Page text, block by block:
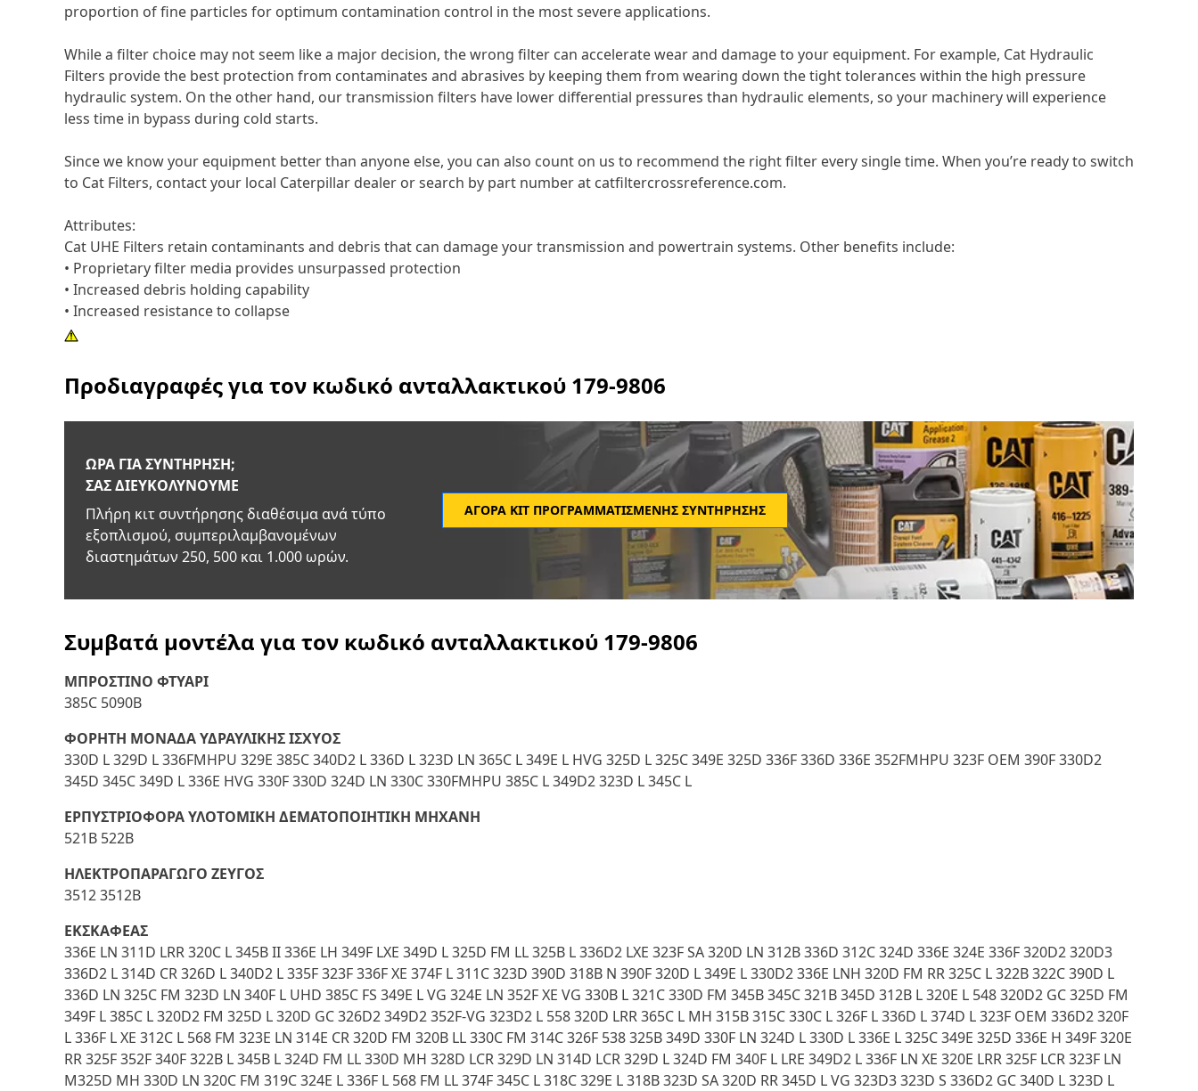
proportion of fine particles for optimum contamination control in the most severe applications.
While a filter choice may not seem like a major decision, the wrong filter can accelerate wear and damage to your equipment. For example, Cat Hydraulic
Filters provide the best protection from contaminates and abrasives by keeping them from wearing down the tight tolerances within the high pressure
hydraulic system. On the other hand, our transmission filters have lower differential pressures than hydraulic elements, so your machinery will experience
less time in bypass during cold starts.
Since we know your equipment better than anyone else, you can also count on us to recommend the right filter every single time. When you’re ready to switch
to Cat Filters, contact your local Caterpillar dealer or search by part number at catfiltercrossreference.com.
Attributes:
Cat UHE Filters retain contaminants and debris that can damage your transmission and powertrain systems. Other benefits include:
• Proprietary filter media provides unsurpassed protection
• Increased debris holding capability
• Increased resistance to collapse
Προδιαγραφές για τον κωδικό ανταλλακτικού 179-9806
ΏΡΑ ΓΙΑ ΣΥΝΤΉΡΗΣΗ;
ΣΑΣ ΔΙΕΥΚΟΛΎΝΟΥΜΕ
Πλήρη κιτ συντήρησης διαθέσιμα ανά τύπο
εξοπλισμού, συμπεριλαμβανομένων
διαστημάτων 250, 500 και 1.000 ωρών.
ΑΓΟΡΆ ΚΙΤ ΠΡΟΓΡΑΜΜΑΤΙΣΜΈΝΗΣ ΣΥΝΤΉΡΗΣΗΣ
Συμβατά μοντέλα για τον κωδικό ανταλλακτικού 179-9806
ΜΠΡΟΣΤΙΝΟ ΦΤΥΑΡΙ
385C 5090B
ΦΟΡΗΤΗ ΜΟΝΑΔΑ ΥΔΡΑΥΛΙΚΗΣ ΙΣΧΥΟΣ
330D L 329D L 336FMHPU 329E 385C 340D2 L 336D L 323D LN 365C L 349E L HVG 325D L 325C 349E 325D 336F 336D 336E 352FMHPU 323F OEM 390F 330D2
345D 345C 349D L 336E HVG 330F 330D 324D LN 330C 330FMHPU 385C L 349D2 323D L 345C L
ΕΡΠΥΣΤΡΙΟΦΟΡΑ ΥΛΟΤΟΜΙΚΗ ΔΕΜΑΤΟΠΟΙΗΤΙΚΗ ΜΗΧΑΝΗ
521B 522B
ΗΛΕΚΤΡΟΠΑΡΑΓΩΓΟ ΖΕΥΓΟΣ
3512 3512B
ΕΚΣΚΑΦΕΑΣ
336E LN 311D LRR 320C L 345B II 336E LH 349F LXE 349D L 325D FM LL 325B L 336D2 LXE 323F SA 320D LN 312B 336D 312C 324D 336E 324E 336F 320D2 320D3
336D2 L 314D CR 326D L 340D2 L 335F 323F 336F XE 374F L 311C 323D 390D 318B N 390F 320D L 349E L 330D2 336E LNH 320D FM RR 325C L 322B 322C 390D L
336D LN 325C FM 323D LN 340F L UHD 385C FS 349E L VG 324E LN 352F XE VG 330B L 321C 330D FM 345B 345C 321B 345D 312B L 320E L 548 320D2 GC 325D FM
349F L 385C L 320D2 FM 325D L 320D GC 326D2 349D2 352F-VG 323D2 L 558 320D LRR 365C L MH 315B 315C 330C L 326F L 336D L 374D L 323F OEM 336D2 320F
L 336F L XE 312C L 568 FM 323E LN 314E CR 320D FM 320B LL 330C FM 314C 326F 538 325B 349D 330F LN 324D L 330D L 336E L 325C 349E 325D 336E H 349F 320E
RR 325F 352F 340F 322B L 345B L 324D FM LL 330D MH 328D LCR 329D LN 314D LCR 329D L 324D FM 340F L LRE 349D2 L 336F LN XE 320E LRR 325F LCR 323F LN
M325D MH 330D LN 320C FM 319C 324E L 336F L 568 FM LL 374F 345C L 318C 329E L 318B 323D SA 320D RR 345D L VG 323D3 323D S 336D2 GC 340D L 323D L